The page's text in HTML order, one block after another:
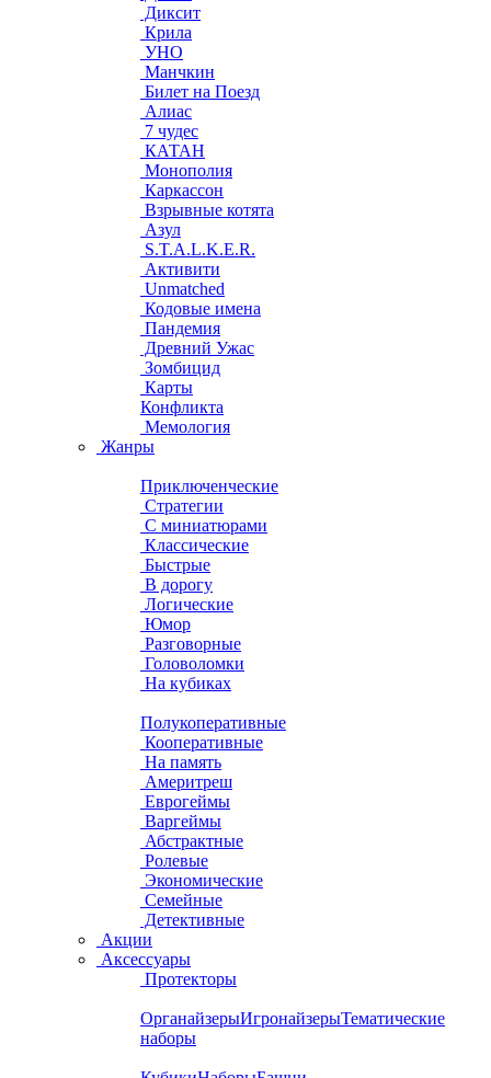
Диксит
Крила
УНО
Манчкин
Билет на Поезд
Алиас
7 чудес
КАТАН
Монополия
Каркассон
Взрывные котята
Азул
S.T.A.L.K.E.R.
Активити
Unmatched
Кодовые имена
Пандемия
Древний Ужас
Зомбицид
Карты
Конфликта
Мемология
Жанры
Приключенческие
Стратегии
С миниатюрами
Классические
Быстрые
В дорогу
Логические
Юмор
Разговорные
Головоломки
На кубиках
Полукоперативные
Кооперативные
На память
Америтреш
Еврогеймы
Варгеймы
Абстрактные
Ролевые
Экономические
Семейные
Детективные
Акции
Аксессуары
Протекторы
ОрганайзерыИгронайзерыТематические
наборы